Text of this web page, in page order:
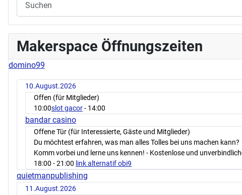
Makerspace Öffnungszeiten
domino99
10.August.2026
Offen (für Mitglieder)
10:00slot gacor- 14:00
bandar casino
Offene Tür (für Interessierte, Gäste und Mitglieder)
Du möchtest erfahren, was man alles Tolles bei uns machen kann?
Komm vorbei und lerne uns kennen! - Kostenlose und
18:00 - 21:00 link alternatif obi9
quietmanpublishing
11.August.2026